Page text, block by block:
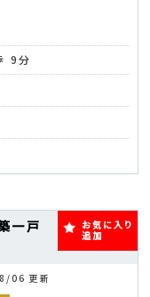
9分
一戸
お気に入り
追加
06 更新